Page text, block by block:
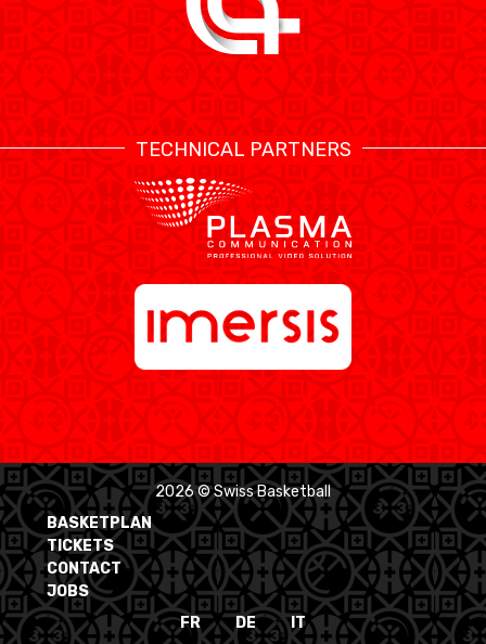
TECHNICAL PARTNERS
2026 © Swiss Basketball
BASKETPLAN
TICKETS
CONTACT
JOBS
FR
DE IT